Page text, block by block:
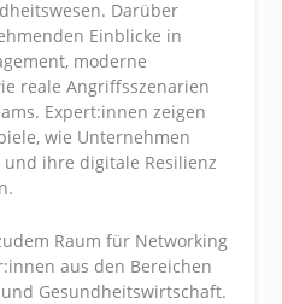
Darüber
Einblicke in
moderne
reale Angriffsszenarien
Expert:innen zeigen
wie Unternehmen
ihre digitale Resilienz
Raum für Networking
aus den Bereichen
Gesundheitswirtschaft.